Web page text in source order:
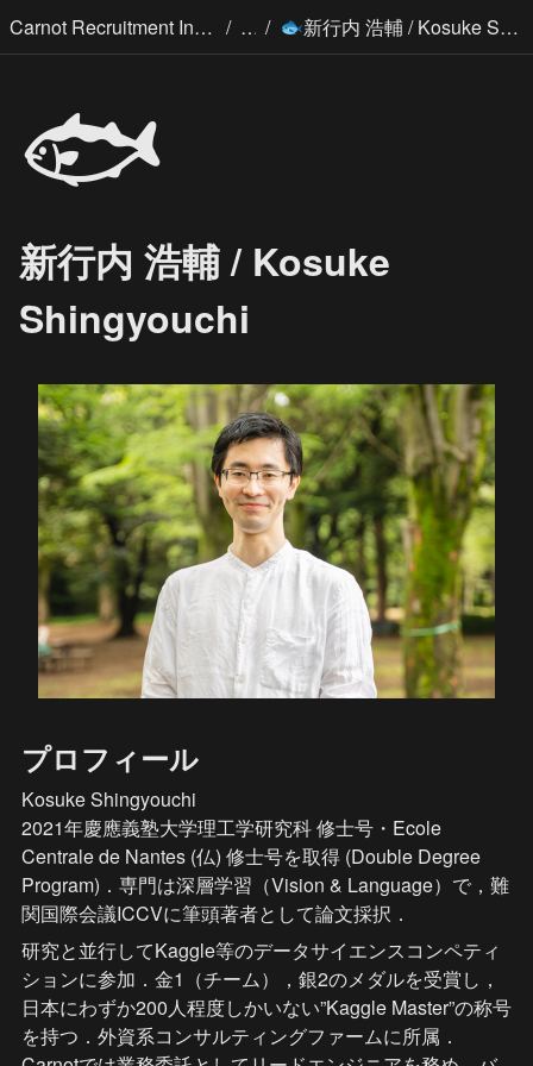
Carnot Recruitment Information / / 🐟 新行内 浩輔 / Kosuke Shingyouchi
🐟
新行内 浩輔 / Kosuke
Shingyouchi
プロフィール
Kosuke Shingyouchi
2021年慶應義塾大学理工学研究科 修士号・Ecole
Centrale de Nantes (仏) 修士号を取得 (Double Degree
Program)．専門は深層学習（Vision & Language）で，難
関国際会議ICCVに筆頭著者として論文採択．
研究と並行してKaggle等のデータサイエンスコンペティ
ションに参加．金1（チーム），銀2のメダルを受賞し，
日本にわずか200人程度しかいない”Kaggle Master”の称号
を持つ．外資系コンサルティングファームに所属．